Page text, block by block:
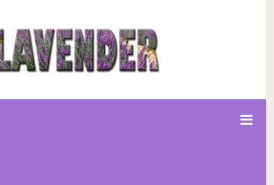
20 топовых сериалов,